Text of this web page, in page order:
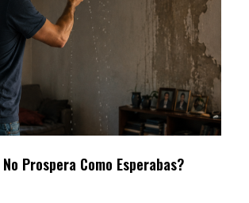
Prospera Como Esperabas?